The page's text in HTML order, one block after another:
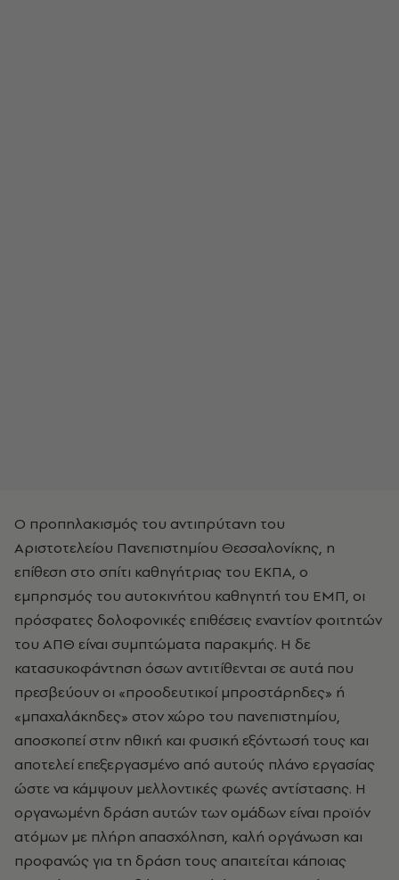
Ο προπηλακισμός του αντιπρύτανη του
Αριστοτελείου Πανεπιστημίου Θεσσαλονίκης, η
επίθεση στο σπίτι καθηγήτριας του ΕΚΠΑ, ο
εμπρησμός του αυτοκινήτου καθηγητή του ΕΜΠ, οι
πρόσφατες δολοφονικές επιθέσεις εναντίον φοιτητών
του ΑΠΘ είναι συμπτώματα παρακμής. Η δε
κατασυκοφάντηση όσων αντιτίθενται σε αυτά που
πρεσβεύουν οι «προοδευτικοί μπροστάρηδες» ή
«μπαχαλάκηδες» στον χώρο του πανεπιστημίου,
αποσκοπεί στην ηθική και φυσική εξόντωσή τους και
αποτελεί επεξεργασμένο από αυτούς πλάνο εργασίας
ώστε να κάμψουν μελλοντικές φωνές αντίστασης. Η
οργανωμένη δράση αυτών των ομάδων είναι προϊόν
ατόμων με πλήρη απασχόληση, καλή οργάνωση και
προφανώς για τη δράση τους απαιτείται κάποιας